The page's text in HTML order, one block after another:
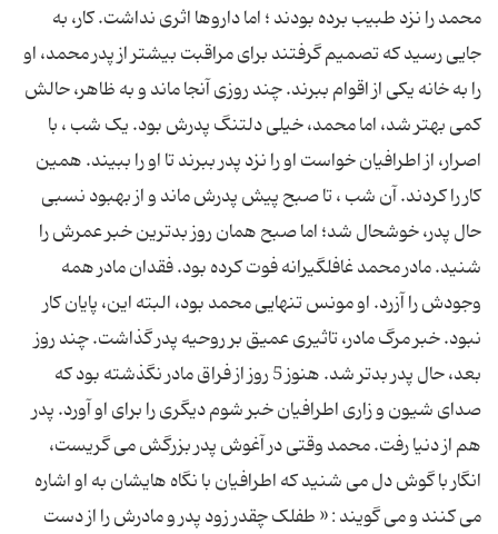
محمد را نزد طبیب برده بودند ؛ اما داروها اثری نداشت. کار، به
جایی رسید که تصمیم گرفتند برای مراقبت بیشتر از پدر محمد، او
را به خانه یکی از اقوام ببرند. چند روزی آنجا ماند و به ظاهر، حالش
کمی بهتر شد، اما محمد، خیلی دلتنگ پدرش بود. یک شب ، با
اصرار، از اطرافیان خواست او را نزد پدر ببرند تا او را ببیند. همین
کار را کردند. آن شب ، تا صبح پیش پدرش ماند و از بهبود نسبی
حال پدر، خوشحال شد؛ اما صبح همان روز بدترین خبر عمرش را
شنید. مادر محمد غافلگیرانه فوت کرده بود. فقدان مادر همه
وجودش را آزرد. او مونس تنهایی محمد بود، البته این، پایان کار
نبود. خبر مرگ مادر، تاثیری عمیق بر روحیه پدر گذاشت. چند روز
بعد، حال پدر بدتر شد. هنوز 5 روز از فراق مادر نگذشته بود که
صدای شیون و زاری اطرافیان خبر شوم دیگری را برای او آورد. پدر
هم از دنیا رفت. محمد وقتی در آغوش پدر بزرگش می گریست،
انگار با گوش دل می شنید که اطرافیان با نگاه هایشان به او اشاره
می کنند و می گویند : « طفلک چقدر زود پدر و مادرش را از دست